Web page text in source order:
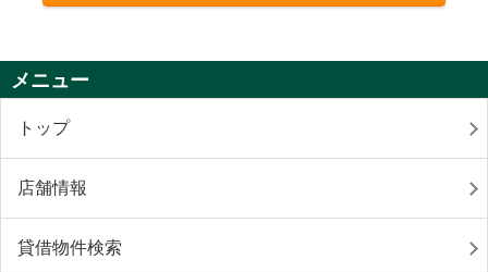
メニュー
トップ
店舗情報
貸借物件検索